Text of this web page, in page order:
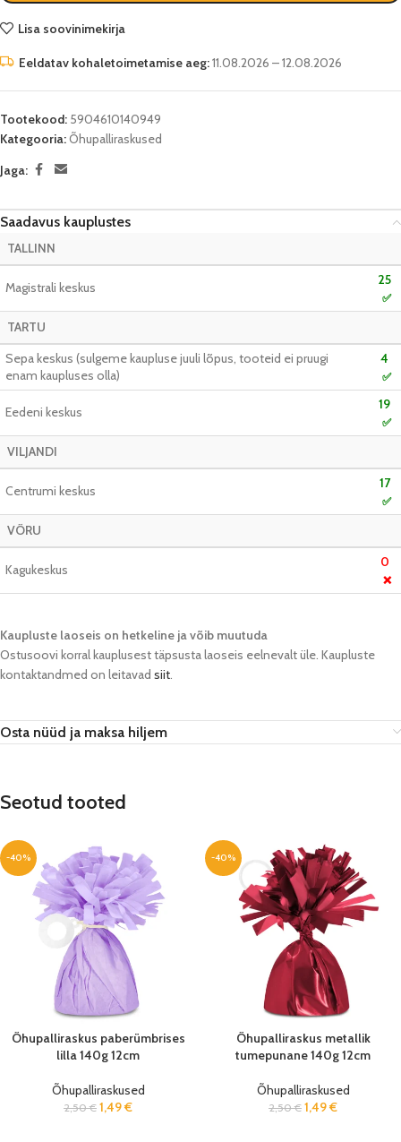
Lisa soovinimekirja
Eeldatav kohaletoimetamise aeg:11.08.2026 – 12.08.2026
Tootekood: 5904610140949
Kategooria:Õhupalliraskused
Jaga:
Saadavus kauplustes
TALLINN
Magistrali keskus 25
✅
TARTU
Sepa keskus (sulgeme kaupluse juuli lõpus, tooteid ei pruugi
enam kaupluses olla)
4
✅
Eedeni keskus 19
✅
VILJANDI
Centrumi keskus 17
✅
VÕRU
Kagukeskus 0
❌
Kaupluste laoseis on hetkeline ja võib muutuda​
Ostusoovi korral kauplusest täpsusta laoseis eelnevalt üle. Kaupluste
kontaktandmed on leitavad siit.
Osta nüüd ja maksa hiljem
Seotud tooted
-40%
Õhupalliraskus paberümbrises
lilla 140g 12cm
Õhupalliraskused
2,50€ 1,49€
-40%
Õhupalliraskus metallik
tumepunane 140g 12cm
Õhupalliraskused
2,50€ 1,49€